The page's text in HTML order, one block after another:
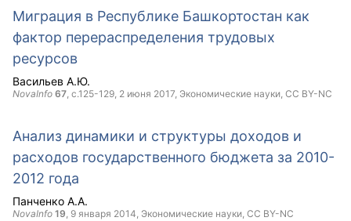
Миграция в Республике Башкортостан как
фактор перераспределения трудовых
ресурсов
Васильев А.Ю.
NovaInfo 67, с.125-129, 2 июня 2017, Экономические науки, CC BY-NC
Анализ динамики и структуры доходов и
расходов государственного бюджета за 2010-
2012 года
Панченко А.А.
NovaInfo 19, 9 января 2014, Экономические науки, CC BY-NC